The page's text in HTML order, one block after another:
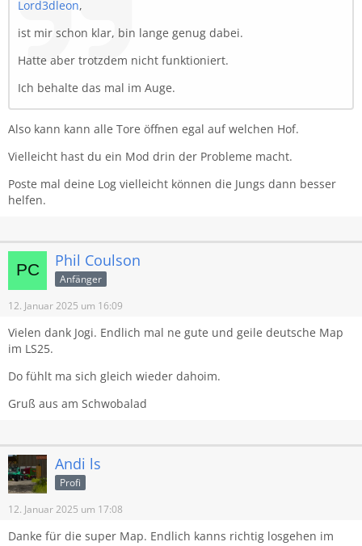
Lord3dleon,
ist mir schon klar, bin lange genug dabei.
Hatte aber trotzdem nicht funktioniert.
Ich behalte das mal im Auge.
Also kann kann alle Tore öffnen egal auf welchen Hof.
Vielleicht hast du ein Mod drin der Probleme macht.
Poste mal deine Log vielleicht können die Jungs dann besser
helfen.
Phil Coulson
Anfänger
12. Januar 2025 um 16:09
Vielen dank Jogi. Endlich mal ne gute und geile deutsche Map
im LS25.
Do fühlt ma sich gleich wieder dahoim.
Gruß aus am Schwobalad
Andi ls
Profi
12. Januar 2025 um 17:08
Danke für die super Map. Endlich kanns richtig losgehen im